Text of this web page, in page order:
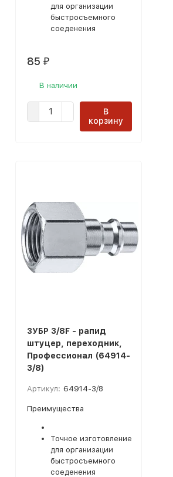
для организации
быстросъемного
соеденения
85 ₽
В наличии
В
корзину
ЗУБР 3/8F - рапид
штуцер, переходник,
Профессионал (64914-
3/8)
Артикул: 64914-3/8
Преимущества
Точное изготовление
для организации
быстросъемного
соеденения